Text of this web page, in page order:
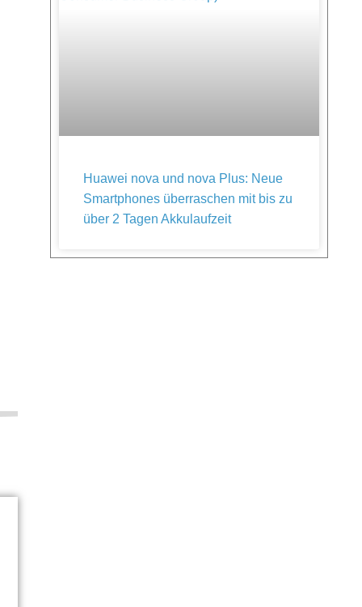
Huawei nova und nova Plus: Neue
Smartphones überraschen mit bis zu
über 2 Tagen Akkulaufzeit